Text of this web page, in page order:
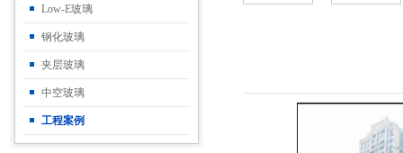
Low-E玻璃
钢化玻璃
夹层玻璃
中空玻璃
工程案例